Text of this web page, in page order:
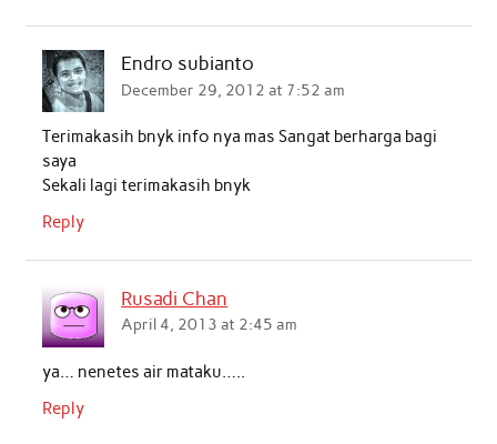
Endro subianto
December 29, 2012 at 7:52 am
Terimakasih bnyk info nya mas Sangat berharga bagi
saya
Sekali lagi terimakasih bnyk
Reply
Rusadi Chan
April 4, 2013 at 2:45 am
ya… nenetes air mataku…..
Reply